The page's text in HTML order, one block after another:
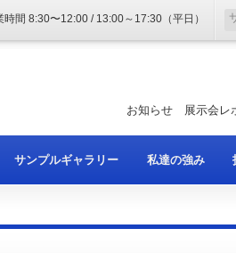
時間 8:30〜12:00 / 13:00～17:30（平日）
お知らせ 展示会レ
サンプルギャラリー 私達の強み